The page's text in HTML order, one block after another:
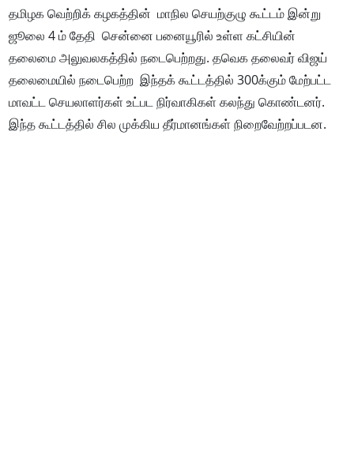
தமிழக வெற்றிக் கழகத்தின் மாநில செயற்குழு கூட்டம் இன்று
ஜூலை 4 ம் தேதி சென்னை பனையூரில் உள்ள கட்சியின்
தலைமை அலுவலகத்தில் நடைபெற்றது. தவெக தலைவர் விஜய்
தலைமையில் நடைபெற்ற இந்தக் கூட்டத்தில் 300க்கும் மேற்பட்ட
மாவட்ட செயலாளர்கள் உட்பட நிர்வாகிகள் கலந்து கொண்டனர்.
இந்த கூட்டத்தில் சில முக்கிய தீர்மானங்கள் நிறைவேற்றப்படன.